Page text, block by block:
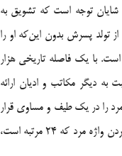
شايان توجه است كه تشويق به
تولد پسرش بدون اين‌كه او را
با يك فاصله تاريخي هزار
به ديگر مكاتب و اديان ارائه
را در يك طيف و مساوي قرار
مي‌دهد تا جايي كه در تعداد به كار بردن واژه زن در كل 6236 واژه نازل شده در آن، دقيقاً برابر با تعداد به كار بردن واژه مرد كه 24 مرتبه است،